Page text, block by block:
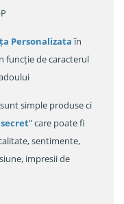
Personalizataîn
funcție de caracterul
simple produse ci
" care poate fi
sentimente,
impresii de